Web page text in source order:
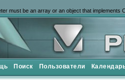
must be an array or an object that implements
Поиск Пользователи